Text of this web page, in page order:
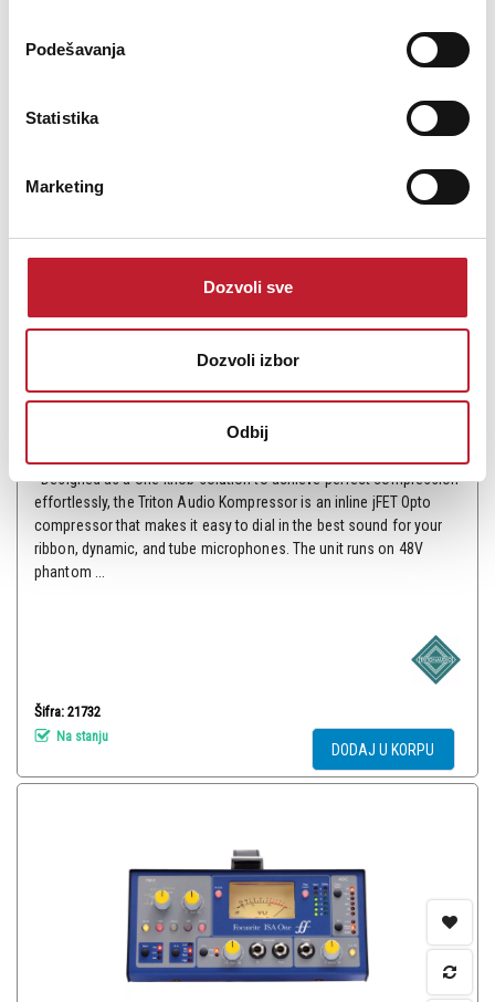
Podešavanja
Statistika
Marketing
Dozvoli sve
Dozvoli izbor
Odbij
10.800,00RSD
Designed as a one-knob solution to achieve perfect compression
effortlessly, the Triton Audio Kompressor is an inline jFET Opto
compressor that makes it easy to dial in the best sound for your
ribbon, dynamic, and tube microphones. The unit runs on 48V
phantom ...
Šifra: 21732
Na stanju
DODAJ U KORPU